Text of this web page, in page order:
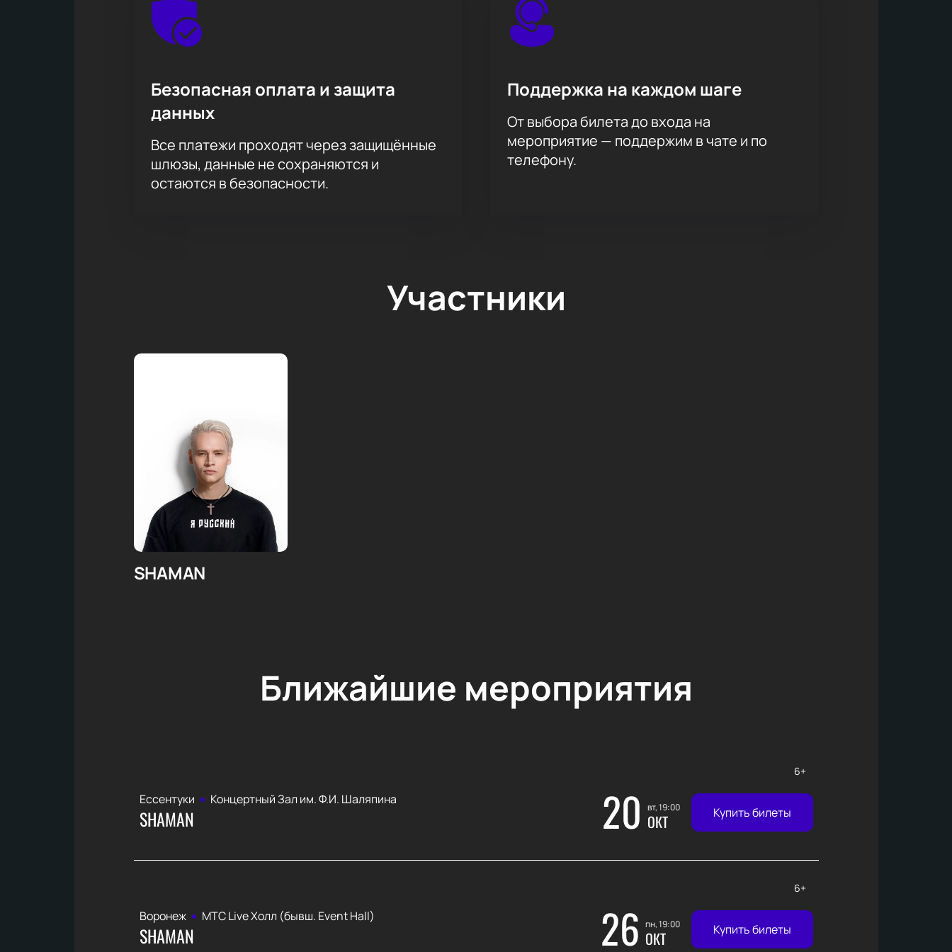
Безопасная оплата и защита
данных
Все платежи проходят через защищённые
шлюзы, данные не сохраняются и
остаются в безопасности.
Поддержка на каждом шаге
От выбора билета до входа на
мероприятие — поддержим в чате и по
телефону.
Участники
SHAMAN
Ближайшие мероприятия
Ессентуки Концертный Зал им. Ф.И. Шаляпина
SHAMAN 20 вт, 19:00
ОКТ
6+
Купить билеты
Воронеж МТС Live Холл (бывш. Event Hall)
SHAMAN 26 пн, 19:00
ОКТ
6+
Купить билеты